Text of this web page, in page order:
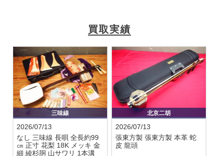
買取実績
三味線
2026/07/13
なし 三味線 長唄 全長約99
㎝ 正寸 花梨 18K メッキ 金
細 綾杉胴 山サワリ 1本溝
北京二胡
2026/07/13
張東方製 張東方製 本革 蛇
皮 龍頭